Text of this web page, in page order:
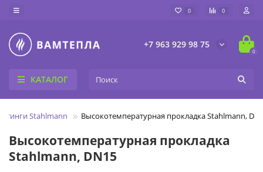
0 0
+7 963 929 98 75
0
КАТАЛОГ
Stahlmann Высокотемпературная прокладка Stahlmann,
Высокотемпературная прокладка
Stahlmann, DN15